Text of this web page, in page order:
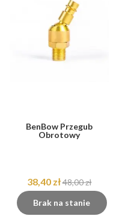
BenBow Przegub
Obrotowy
38,40 zł48,00 zł
Brak na stanie